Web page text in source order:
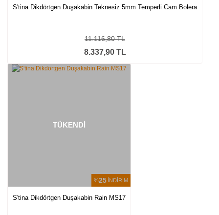
S'tina Dikdörtgen Duşakabin Teknesiz 5mm Temperli Cam Bolera
8.337,90 TL
11.116,80 TL
%25 İNDİRİM
TÜKENDİ
S'tina Dikdörtgen Duşakabin Rain MS17